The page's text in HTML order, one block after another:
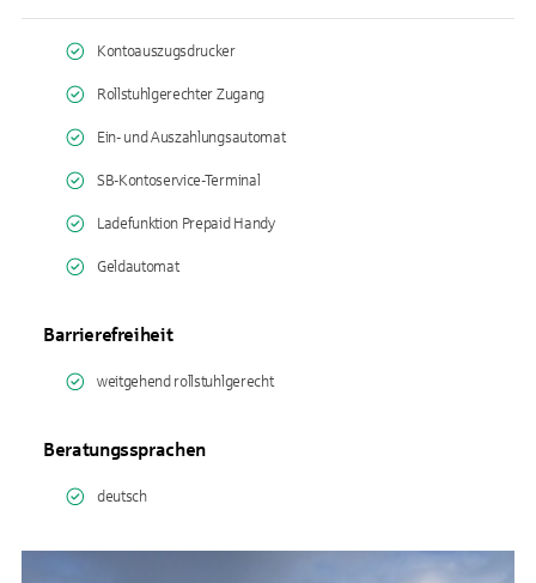
Kontoauszugsdrucker
Rollstuhlgerechter Zugang
Ein- und Auszahlungsautomat
SB-Kontoservice-Terminal
Ladefunktion Prepaid Handy
Geldautomat
Barrierefreiheit
weitgehend rollstuhlgerecht
Beratungssprachen
deutsch